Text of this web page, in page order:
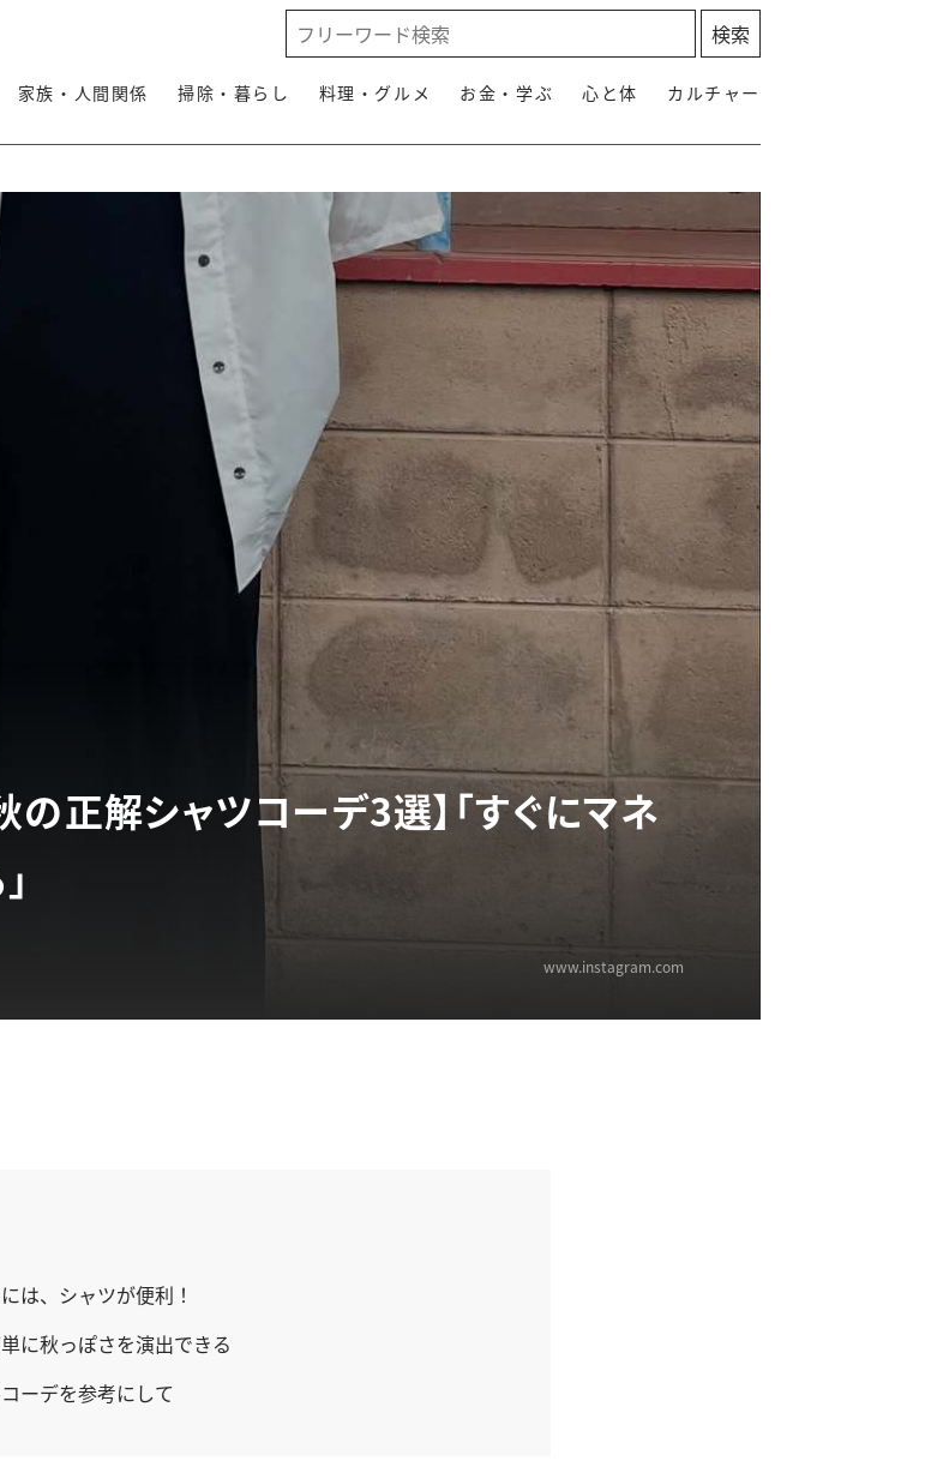
家族・人間関係 掃除・暮らし 料理・グルメ お金・学ぶ 心と体 カルチャー
の正解シャツコーデ3選】「すぐにマネ
www.instagram.com
は、シャツが便利！
に秋っぽさを演出できる
ーデを参考にして